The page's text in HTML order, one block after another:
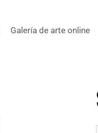
Galería de arte online